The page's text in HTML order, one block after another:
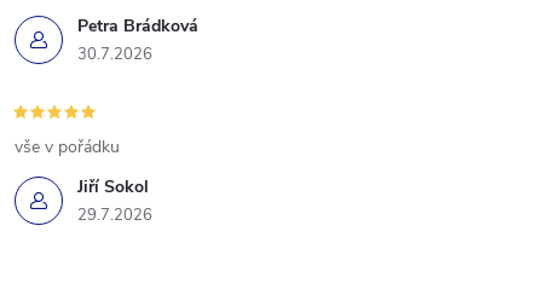
Petra Brádková
30.7.2026
Jiří Sokol
29.7.2026
vše v pořádku